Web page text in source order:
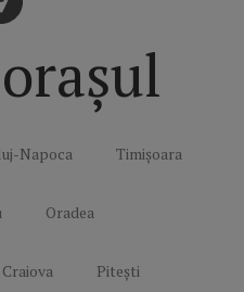
Napoca Timișoara
Oradea
Craiova Pitești